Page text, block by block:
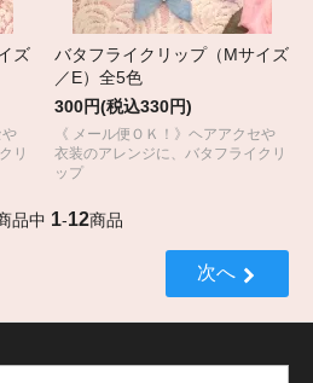
ズ
や
リ
バタフライクリップ（Mサイズ
／E）全5色
300円(税込330円)
《 メール便ＯＫ！》ヘアアクセや
衣装のアレンジに、バタフライクリ
ップ
品中 1-12商品
次へ